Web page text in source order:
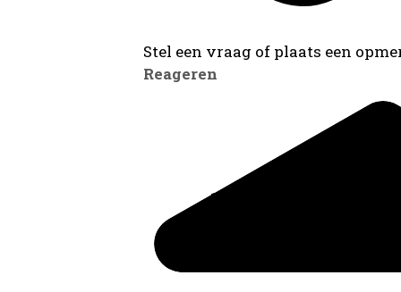
Stel een vraag of plaats een
Reageren